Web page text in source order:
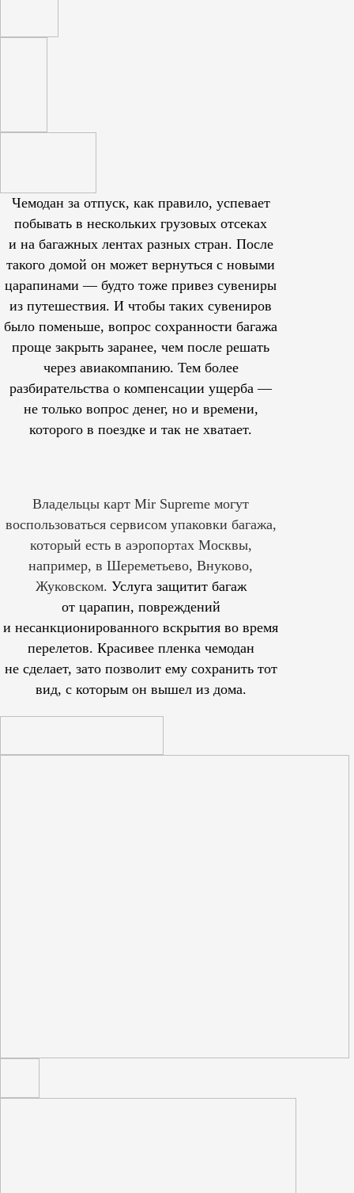
Чемодан за отпуск, как правило, успевает
побывать в нескольких грузовых отсеках
и на багажных лентах разных стран. После
такого домой он может вернуться с новыми
царапинами — будто тоже привез сувениры
из путешествия. И чтобы таких сувениров
было поменьше, вопрос сохранности багажа
проще закрыть заранее, чем после решать
через авиакомпанию. Тем более
разбирательства о компенсации ущерба —
не только вопрос денег, но и времени,
которого в поездке и так не хватает.
Владельцы карт Mir Supreme могут
воспользоваться сервисом упаковки багажа,
который есть в аэропортах Москвы,
например, в Шереметьево, Внуково,
Жуковском. Услуга защитит багаж
от царапин, повреждений
и несанкционированного вскрытия во время
перелетов. Красивее пленка чемодан
не сделает, зато позволит ему сохранить тот
вид, с которым он вышел из дома.